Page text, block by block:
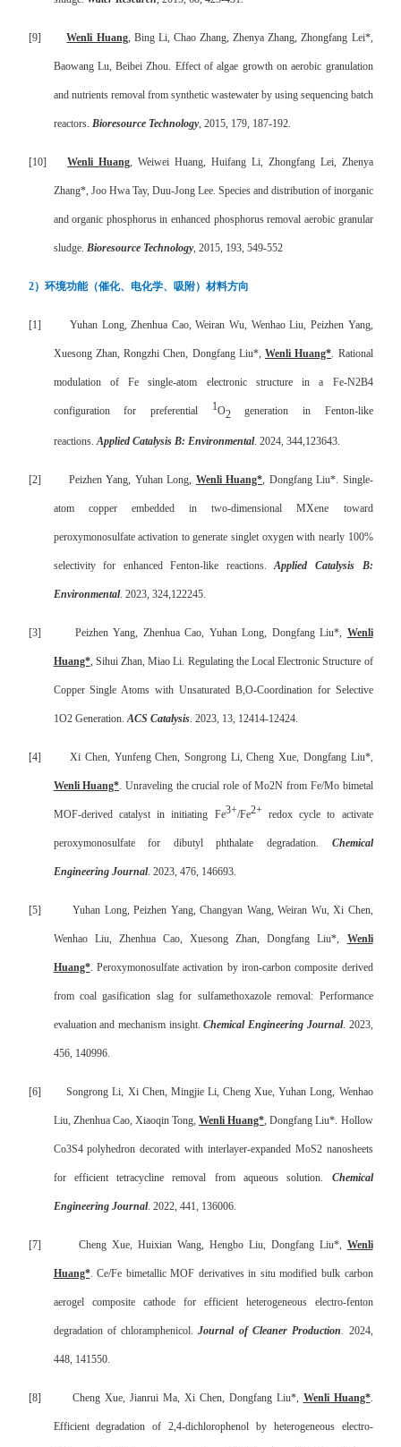
[9] Wenli Huang, Bing Li, Chao Zhang, Zhenya Zhang, Zhongfang Lei*,
Baowang Lu, Beibei Zhou. Effect of algae growth on aerobic granulation
and nutrients removal from synthetic wastewater by using sequencing batch
reactors. Bioresource Technology, 2015, 179, 187-192.
[10] Wenli Huang, Weiwei Huang, Huifang Li, Zhongfang Lei, Zhenya
Zhang*, Joo Hwa Tay, Duu-Jong Lee. Species and distribution of inorganic
and organic phosphorus in enhanced phosphorus removal aerobic granular
sludge. Bioresource Technology, 2015, 193, 549-552
2）环境功能（催化、电化学、吸附）材料方向
[1] Yuhan Long, Zhenhua Cao, Weiran Wu, Wenhao Liu, Peizhen Yang,
Xuesong Zhan, Rongzhi Chen, Dongfang Liu*, Wenli Huang*. Rational
modulation of Fe single-atom electronic structure in a Fe-N2B4
configuration for preferential 1O2generation in Fenton-like
reactions. Applied Catalysis B: Environmental. 2024, 344,123643.
[2] Peizhen Yang, Yuhan Long, Wenli Huang* , Dongfang Liu*. Single-
atom copper embedded in two-dimensional MXene toward
peroxymonosulfate activation to generate singlet oxygen with nearly 100%
selectivity for enhanced Fenton-like reactions. Applied Catalysis B:
Environmental. 2023, 324,122245.
[3] Peizhen Yang, Zhenhua Cao, Yuhan Long, Dongfang Liu*, Wenli
Huang*, Sihui Zhan, Miao Li. Regulating the Local Electronic Structure of
Copper Single Atoms with Unsaturated B,O-Coordination for Selective
1O2 Generation. ACS Catalysis. 2023, 13, 12414-12424.
[4] Xi Chen, Yunfeng Chen, Songrong Li, Cheng Xue, Dongfang Liu*,
Wenli Huang* . Unraveling the crucial role of Mo2N from Fe/Mo bimetal
MOF-derived catalyst in initiating Fe3+/Fe2+ redox cycle to activate
peroxymonosulfate for dibutyl phthalate degradation. Chemical
Engineering Journal. 2023, 476, 146693.
[5] Yuhan Long, Peizhen Yang, Changyan Wang, Weiran Wu, Xi Chen,
Wenhao Liu, Zhenhua Cao, Xuesong Zhan, Dongfang Liu*, Wenli
Huang*. Peroxymonosulfate activation by iron-carbon composite derived
from coal gasification slag for sulfamethoxazole removal: Performance
evaluation and mechanism insight. Chemical Engineering Journal. 2023,
456, 140996.
[6] Songrong Li, Xi Chen, Mingjie Li, Cheng Xue, Yuhan Long, Wenhao
Liu, Zhenhua Cao, Xiaoqin Tong,Wenli Huang* , Dongfang Liu*. Hollow
Co3S4 polyhedron decorated with interlayer-expanded MoS2 nanosheets
for efficient tetracycline removal from aqueous solution. Chemical
Engineering Journal. 2022, 441, 136006.
[7] Cheng Xue, Huixian Wang, Hengbo Liu, Dongfang Liu*, Wenli
Huang*. Ce/Fe bimetallic MOF derivatives in situ modified bulk carbon
aerogel composite cathode for efficient heterogeneous electro-fenton
degradation of chloramphenicol.Journal of Cleaner Production . 2024,
448, 141550.
[8] Cheng Xue, Jianrui Ma, Xi Chen, Dongfang Liu*, Wenli Huang*.
Efficient degradation of 2,4-dichlorophenol by heterogeneous electro-